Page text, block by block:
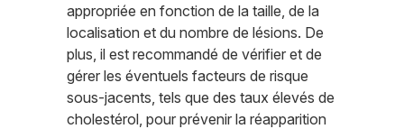
appropriée en fonction de la taille, de la
localisation et du nombre de lésions. De
plus, il est recommandé de vérifier et de
gérer les éventuels facteurs de risque
sous-jacents, tels que des taux élevés de
cholestérol, pour prévenir la réapparition